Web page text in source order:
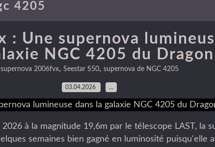
4205
: Une supernova
NGC 4205 du Dragon
supernova 2006fvx, Seestar S50, supernova de NGC 4205
03.04.2026 …
à la magnitude 19,6m par le télescope LAST, la
semaines bien gagné en luminosité puisqu'elle